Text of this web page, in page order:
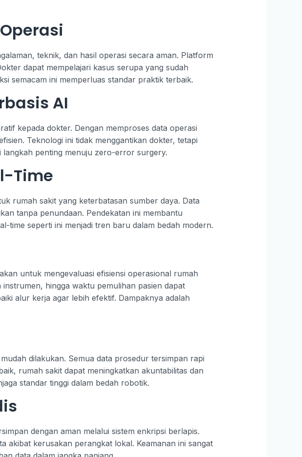
teknik, dan hasil operasi secara aman. Platform
dapat mempelajari kasus serupa yang sudah
semacam ini memperluas standar praktik terbaik.
AI
kepada dokter. Dengan memproses data operasi
Teknologi ini tidak menggantikan dokter, tetapi
langkah penting menuju zero-error surgery.
Time
rumah sakit yang keterbatasan sumber daya. Data
tanpa penundaan. Pendekatan ini membantu
time seperti ini menjadi tren baru dalam bedah modern.
untuk mengevaluasi efisiensi operasional rumah
hingga waktu pemulihan pasien dapat
alur kerja agar lebih efektif. Dampaknya adalah
dilakukan. Semua data prosedur tersimpan rapi
rumah sakit dapat meningkatkan akuntabilitas dan
standar tinggi dalam bedah robotik.
dengan aman melalui sistem enkripsi berlapis.
akibat kerusakan perangkat lokal. Keamanan ini sangat